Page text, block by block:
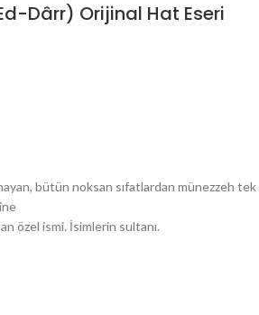
Dârr) Orijinal Hat Eseri
bütün noksan sıfatlardan münezzeh tek
özel ismi. İsimlerin sultanı.